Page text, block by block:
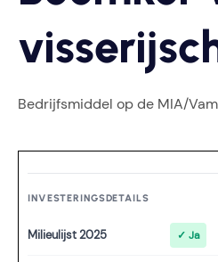
Bedrijfsmiddel op de MIA/
INVESTERINGSDETAILS
Milieulijst 2025 ✓ Ja